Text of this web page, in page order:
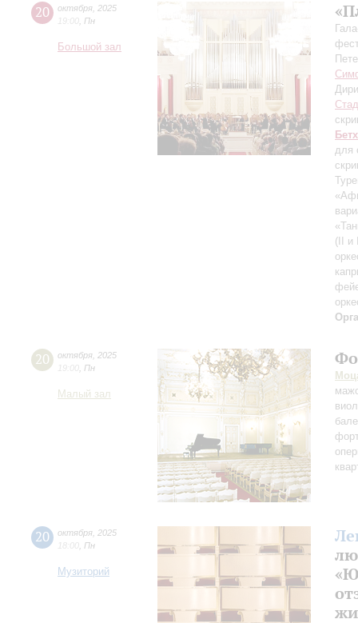
20 октября 2025
19:00 Пн
Большой зал
для
(II и
20 октября 2025
19:00 Пн
Малый зал
20 октября 2025
18:00 Пн
Музиторий